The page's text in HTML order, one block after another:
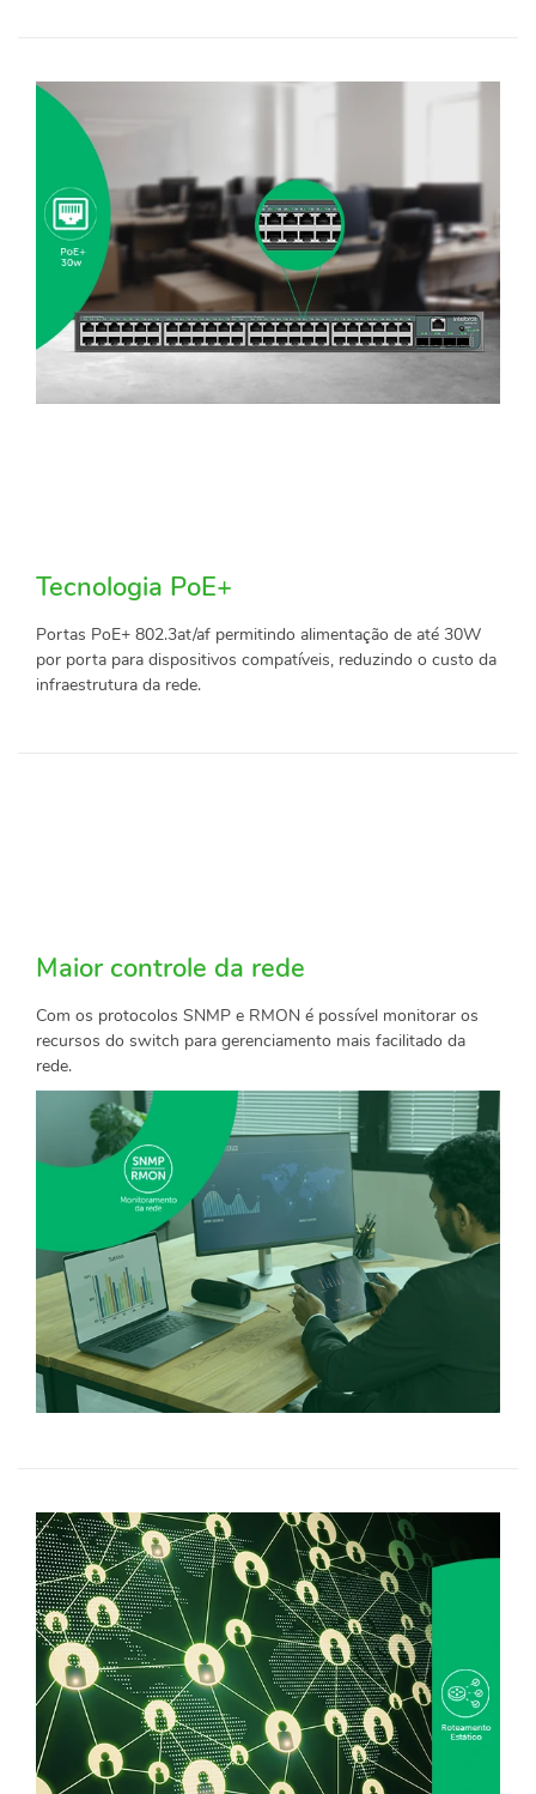
Tecnologia PoE+
Portas PoE+ 802.3at/af permitindo alimentação de até 30W
por porta para dispositivos compatíveis, reduzindo o custo da
infraestrutura da rede.
Maior controle da rede
Com os protocolos SNMP e RMON é possível monitorar os
recursos do switch para gerenciamento mais facilitado da
rede.